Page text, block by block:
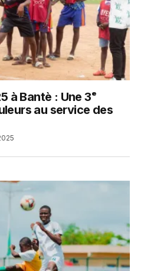
à Bantè : Une 3ᵉ
au service des